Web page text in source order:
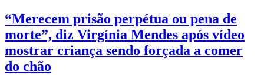
“Merecem prisão perpétua ou pena de
morte”, diz Virgínia Mendes após vídeo
mostrar criança sendo forçada a comer
do chão